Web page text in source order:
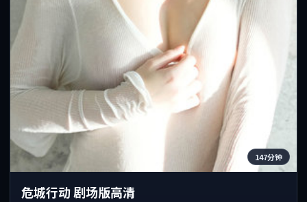
147分钟
危城行动 剧场版高清